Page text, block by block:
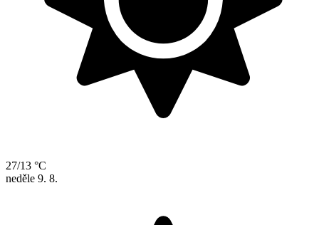
27/13 °C
neděle 9. 8.